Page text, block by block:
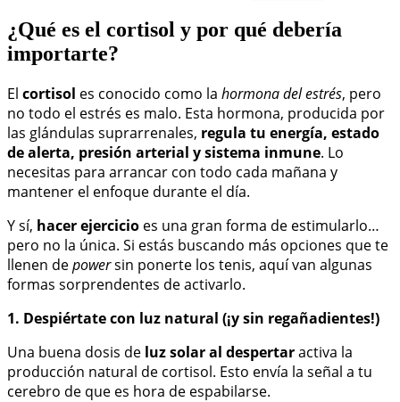
¿Qué es el cortisol y por qué debería
importarte?
El cortisol es conocido como la hormona del estrés, pero
no todo el estrés es malo. Esta hormona, producida por
las glándulas suprarrenales, regula tu energía, estado
de alerta, presión arterial y sistema inmune. Lo
necesitas para arrancar con todo cada mañana y
mantener el enfoque durante el día.
Y sí, hacer ejercicio es una gran forma de estimularlo…
pero no la única. Si estás buscando más opciones que te
llenen depowersin ponerte los tenis, aquí van algunas
formas sorprendentes de activarlo.
1. Despiértate con luz natural (¡y sin regañadientes!)
Una buena dosis de luz solar al despertaractiva la
producción natural de cortisol. Esto envía la señal a tu
cerebro de que es hora de espabilarse.